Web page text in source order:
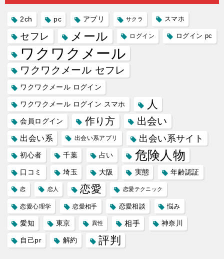
2ch pc アプリ サクラ スマホ
セフレ メール ログイン ログイン pc
ワクワクメール
ワクワクメール セフレ
ワクワクメール ログイン
ワクワクメール ログイン スマホ 人
会員ログイン 作り方 出会い
出会い系 出会い系アプリ 出会い系サイト
初心者 千葉 占い 危険人物
口コミ 埼玉 大阪 実態 年齢認証
恋 恋人 恋愛 恋愛テクニック
恋愛心理学 恋愛相手 恋愛相談 悩み
愛知 東京 異性 相手 神奈川
自己pr 解約 評判